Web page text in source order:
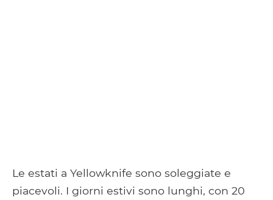
Le estati a Yellowknife sono soleggiate e
piacevoli. I giorni estivi sono lunghi, con 20